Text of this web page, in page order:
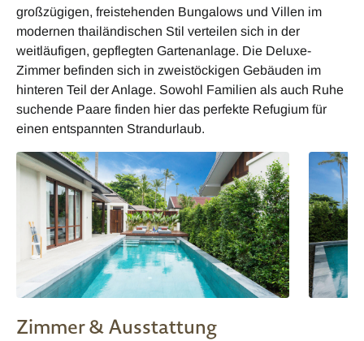
großzügigen, freistehenden Bungalows und Villen im
mo­dernen thailändischen Stil verteilen sich in der
weitläufigen, gepflegten Gartenanlage. Die Deluxe-
Zimmer befinden sich in zweistö­ckigen Gebäuden im
hinteren Teil der Anlage. Sowohl Familien als auch Ruhe
suchende Paare finden hier das perfekte Refugium für
einen entspannten Strandurlaub.
Zimmer & Ausstattung